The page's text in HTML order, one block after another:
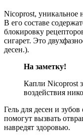
Nicoprost, уникальное
В его составе
блокировку
сигарет. Это
десен.).
На заметку!
Капли Nicoprost
воздействия
Гель для десен и
помогут вызвать
навредят здоровью.